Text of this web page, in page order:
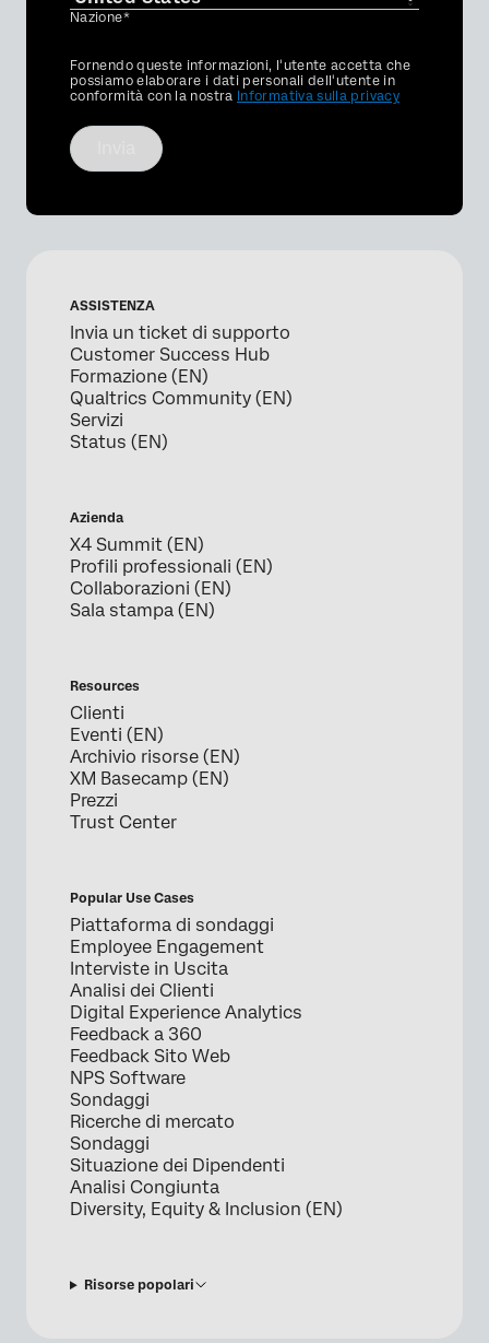
Nazione*
Privacy
Optin
Fornendo queste informazioni, l'utente accetta che
possiamo elaborare i dati personali dell'utente in
conformità con la nostra Informativa sulla privacy
ASSISTENZA
Invia un ticket di supporto
Customer Success Hub
Formazione (EN)
Qualtrics Community (EN)
Servizi
Status (EN)
Azienda
X4 Summit (EN)
Profili professionali (EN)
Collaborazioni (EN)
Sala stampa (EN)
Resources
Clienti
Eventi (EN)
Archivio risorse (EN)
XM Basecamp (EN)
Prezzi
Trust Center
Popular Use Cases
Piattaforma di sondaggi
Employee Engagement
Interviste in Uscita
Analisi dei Clienti
Digital Experience Analytics
Feedback a 360
Feedback Sito Web
NPS Software
Sondaggi
Ricerche di mercato
Sondaggi
Situazione dei Dipendenti
Analisi Congiunta
Diversity, Equity & Inclusion (EN)
Risorse popolari